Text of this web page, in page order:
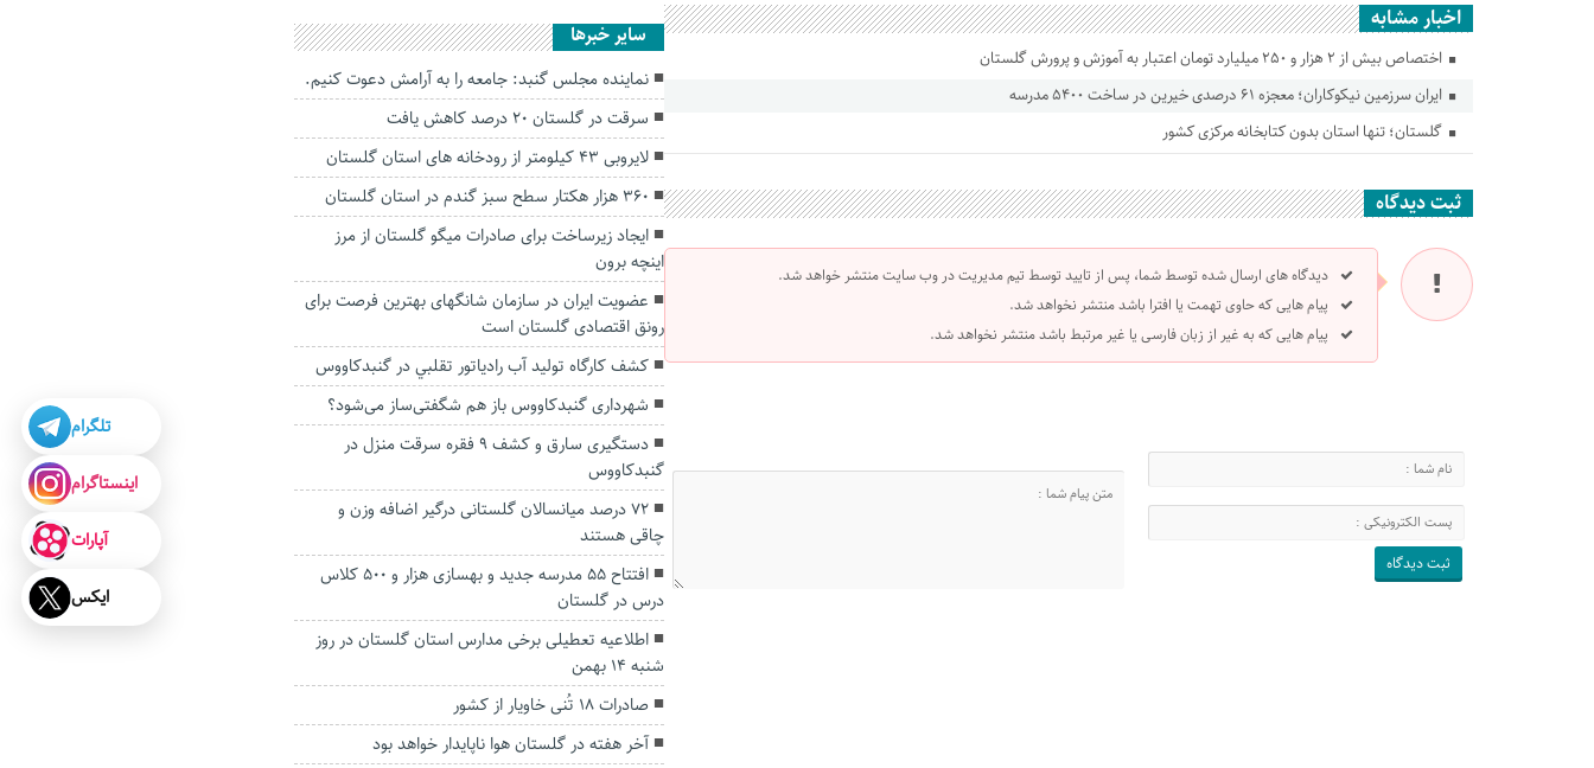
اخبار مشابه
اختصاص بیش از ۲ هزار و ۲۵۰ میلیارد تومان اعتبار به آموزش و پرورش گلستان
ایران سرزمین نیکوکاران؛ معجزه ۶۱ درصدی خیرین در ساخت ۵۴۰۰ مدرسه
گلستان؛ تنها استان بدون کتابخانه مرکزی کشور
ثبت دیدگاه
دیدگاه های ارسال شده توسط شما، پس از تایید توسط تیم مدیریت در وب سایت منتشر خواهد شد.
پیام هایی که حاوی تهمت یا افترا باشد منتشر نخواهد شد.
پیام هایی که به غیر از زبان فارسی یا غیر مرتبط باشد منتشر نخواهد شد.
سایر خبرها
نماینده مجلس گنبد: جامعه را به آرامش دعوت کنیم.
سرقت در گلستان ۲۰ درصد کاهش یافت
لایروبی ۴۳ کیلومتر از رودخانه های استان گلستان
۳۶۰ هزار هکتار سطح سبز گندم در استان گلستان
ایجاد زیرساخت برای صادرات میگو گلستان از مرز
اینچه برون
عضویت ایران در سازمان شانگهای بهترین فرصت برای
رونق اقتصادی گلستان است
کشف کارگاه توليد آب رادياتور تقلبي در گنبدکاووس
شهرداری گنبدکاووس باز هم شگفتی‌ساز می‌شود؟
دستگیری سارق و کشف ۹ فقره سرقت منزل در
گنبدکاووس
۷۲ درصد میانسالان گلستانی درگیر اضافه وزن و
چاقی هستند
افتتاح ۵۵ مدرسه جدید و بهسازی هزار و ۵۰۰ کلاس
درس در گلستان
اطلاعیه تعطیلی برخی مدارس استان گلستان در روز
شنبه ۱۴ بهمن
صادرات ۱۸ تُنی خاویار از کشور
آخر هفته در گلستان هوا ناپایدار خواهد بود
تلگرام
اینستاگرام
آپارات
ایکس